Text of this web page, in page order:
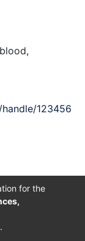
,
123456
Feedback
for the
.